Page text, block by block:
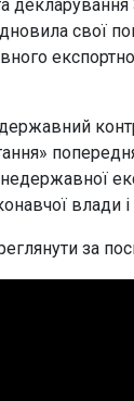
свої
державний
влади
за